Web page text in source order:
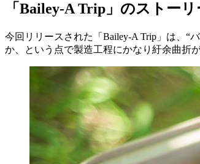
「Bailey-A Trip」のストー
今回リリースされた「Bailey-A Trip」は、“
か、という点で製造工程にかなり紆余曲折